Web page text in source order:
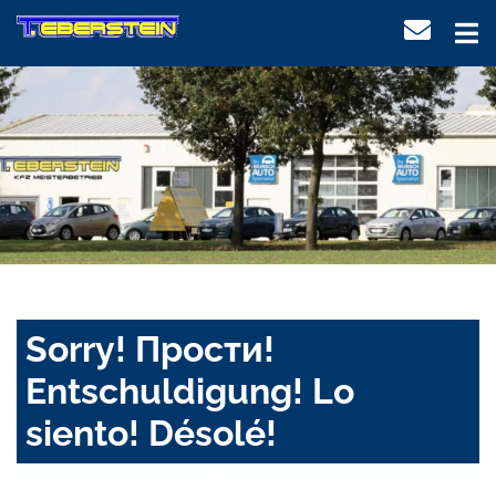
Sorry! Прости!
Entschuldigung! Lo
siento! Désolé!